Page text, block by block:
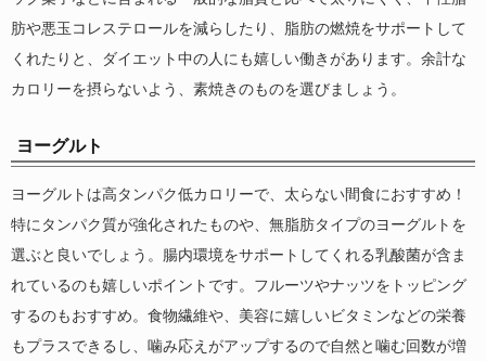
肪や悪玉コレステロールを減らしたり、脂肪の燃焼をサポートして
くれたりと、ダイエット中の人にも嬉しい働きがあります。余計な
カロリーを摂らないよう、素焼きのものを選びましょう。
ヨーグルト
ヨーグルトは高タンパク低カロリーで、太らない間食におすすめ！
特にタンパク質が強化されたものや、無脂肪タイプのヨーグルトを
選ぶと良いでしょう。腸内環境をサポートしてくれる乳酸菌が含ま
れているのも嬉しいポイントです。フルーツやナッツをトッピング
するのもおすすめ。食物繊維や、美容に嬉しいビタミンなどの栄養
もプラスできるし、噛み応えがアップするので自然と噛む回数が増